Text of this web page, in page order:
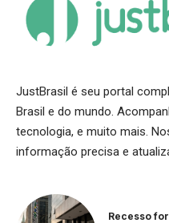
JustBrasil é seu portal
Brasil e do mundo.
tecnologia, e muito mais.
informação precisa e
Recesso